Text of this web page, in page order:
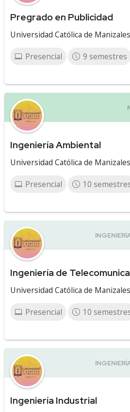
Pregrado en Publicidad
Universidad Católica de Manizales
Presencial 9 semestres
Ingeniería Ambiental
Universidad Católica de Manizales
Presencial 10
Ingeniería de
Universidad Católica de Manizales
Presencial 10
Ingeniería Industrial